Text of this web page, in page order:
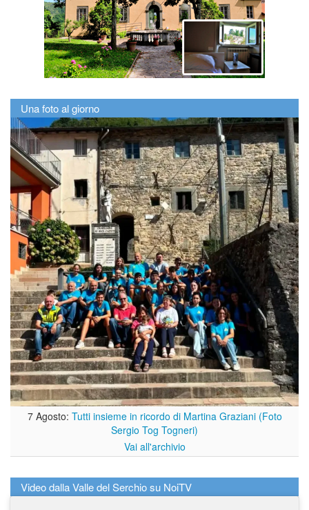
Una foto al giorno
7 Agosto: Tutti insieme in ricordo di Martina Graziani (Foto
Sergio Tog Togneri)
Vai all'archivio
Video dalla Valle del Serchio su NoiTV